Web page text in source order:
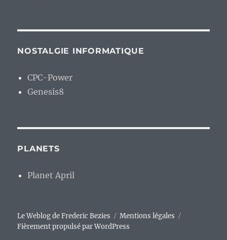
NOSTALGIE INFORMATIQUE
CPC-Power
Genesis8
PLANETS
Planet April
Le Weblog de Frederic Bezies
Mentions légales
Fièrement propulsé par WordPress